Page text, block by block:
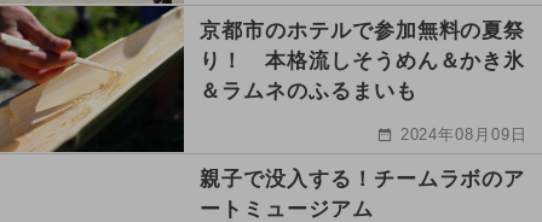
京都市のホテルで参加無料の夏祭
り！ 本格流しそうめん＆かき氷
＆ラムネのふるまいも
2024年08月09日
親子で没入する！チームラボのア
ートミュージアム